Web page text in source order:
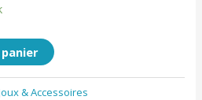
& Accessoires